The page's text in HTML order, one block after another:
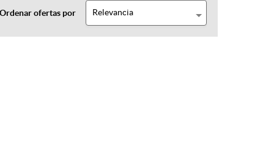
Ordenar ofertas por Relevancia